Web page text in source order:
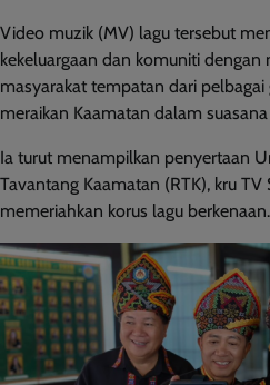
Video muzik (MV) lagu tersebut
kekeluargaan dan komuniti dengan
masyarakat tempatan dari
meraikan Kaamatan dalam
Ia turut menampilkan penyertaan
Tavantang Kaamatan (RTK), kru
memeriahkan korus lagu berkenaan.